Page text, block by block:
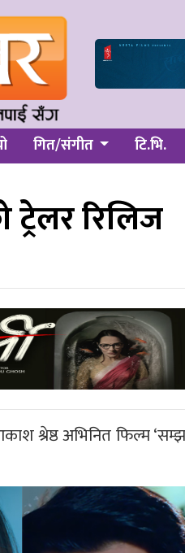
गित/संगीत टि.भि.
ट्रेलर रिलिज
श्रेष्ठ अभिनित फिल्म